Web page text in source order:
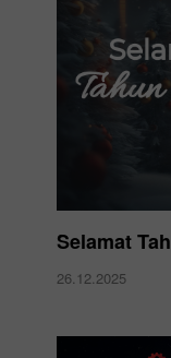
Selamat
26.12.2025